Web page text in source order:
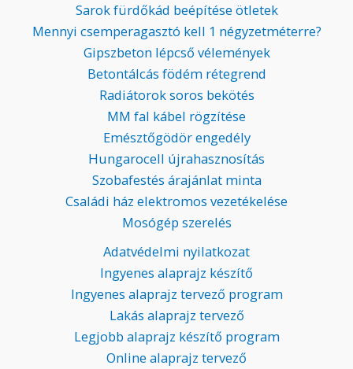
Sarok fürdőkád beépítése ötletek
Mennyi csemperagasztó kell 1 négyzetméterre?
Gipszbeton lépcső vélemények
Betontálcás födém rétegrend
Radiátorok soros bekötés
MM fal kábel rögzítése
Emésztőgödör engedély
Hungarocell újrahasznosítás
Szobafestés árajánlat minta
Családi ház elektromos vezetékelése
Mosógép szerelés
Adatvédelmi nyilatkozat
Ingyenes alaprajz készítő
Ingyenes alaprajz tervező program
Lakás alaprajz tervező
Legjobb alaprajz készítő program
Online alaprajz tervező